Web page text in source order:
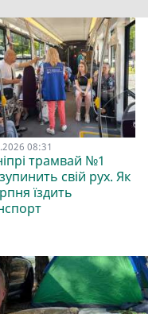
08:31
трамвай №1
свій рух. Як
їздить